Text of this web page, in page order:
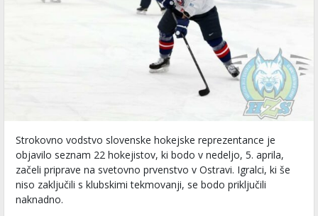
Strokovno vodstvo slovenske hokejske reprezentance je
objavilo seznam 22 hokejistov, ki bodo v nedeljo, 5. aprila,
začeli priprave na svetovno prvenstvo v Ostravi. Igralci, ki še
niso zaključili s klubskimi tekmovanji, se bodo priključili
naknadno.